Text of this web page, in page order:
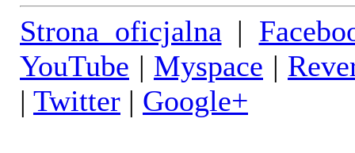
Strona oficjalna |
YouTube | Myspace |
| Twitter | Google+